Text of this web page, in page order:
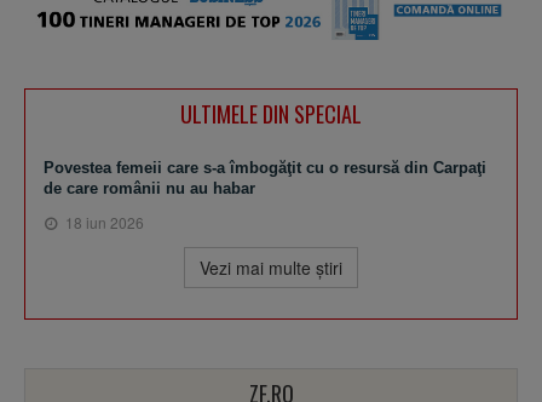
ULTIMELE DIN SPECIAL
Povestea femeii care s-a îmbogăţit cu o resursă din Carpaţi
de care românii nu au habar
18 iun 2026
Vezi mai multe ştiri
ZF.RO